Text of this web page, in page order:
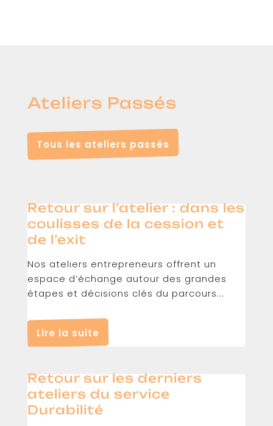
Ateliers Passés
Tous les ateliers passés
Retour sur l’atelier : dans les
coulisses de la cession et
de l’exit
Nos ateliers entrepreneurs offrent un
espace d’échange autour des grandes
étapes et décisions clés du parcours...
Lire la suite
Retour sur les derniers
ateliers du service
Durabilité